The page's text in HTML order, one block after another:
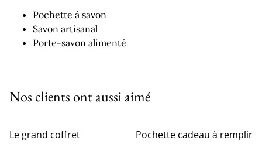
Pochette à savon
Savon artisanal
Porte-savon alimenté
Nos clients ont aussi aimé
Le grand coffret
Pochette cadeau à remplir